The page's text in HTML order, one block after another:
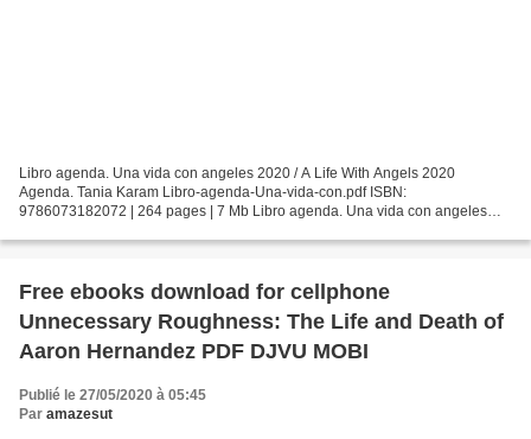
Libro agenda. Una vida con angeles 2020 / A Life With Angels 2020
Agenda. Tania Karam Libro-agenda-Una-vida-con.pdf ISBN:
9786073182072 | 264 pages | 7 Mb Libro agenda. Una vida con angeles
Free ebooks download for cellphone
Unnecessary Roughness: The Life and Death of
Aaron Hernandez PDF DJVU MOBI
Publié le 27/05/2020 à 05:45
Par amazesut